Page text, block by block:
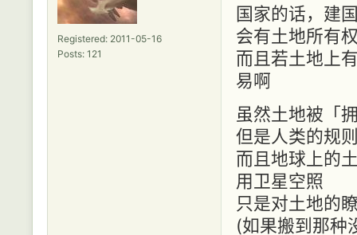
Registered: 2011-05-16
Posts: 121
国家的话，建
会有土地所有
而且若土地上
易啊
虽然土地被「
但是人类的规
而且地球上的
用卫星空照
只是对土地的
(如果搬到那种